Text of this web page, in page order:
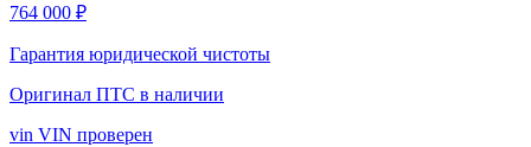
764 000 ₽
Гарантия юридической чистоты
Оригинал ПТС в наличии
vin VIN проверен